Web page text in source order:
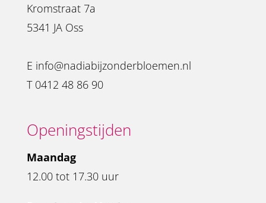
Kromstraat 7a
5341 JA Oss
E info@nadiabijzonderbloemen.nl
T 0412 48 86 90
Openingstijden
Maandag
12.00 tot 17.30 uur